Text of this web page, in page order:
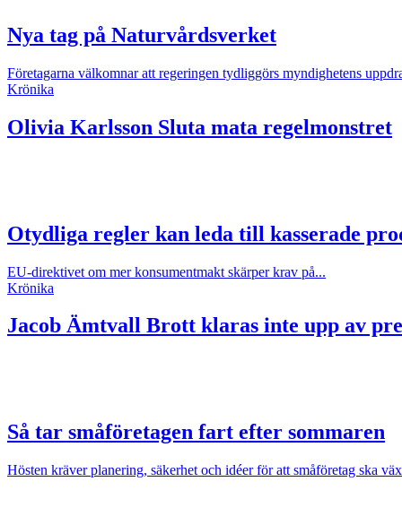
Nya tag på Naturvårdsverket
Företagarna välkomnar att regeringen tydliggörs myndighetens
Krönika
Olivia Karlsson Sluta mata regelmonstret
Otydliga regler kan leda till kasserade
EU-direktivet om mer konsumentmakt skärper krav på...
Krönika
Jacob Ämtvall Brott klaras inte upp av
Så tar småföretagen fart efter sommaren
Hösten kräver planering, säkerhet och idéer för att småföretag ska